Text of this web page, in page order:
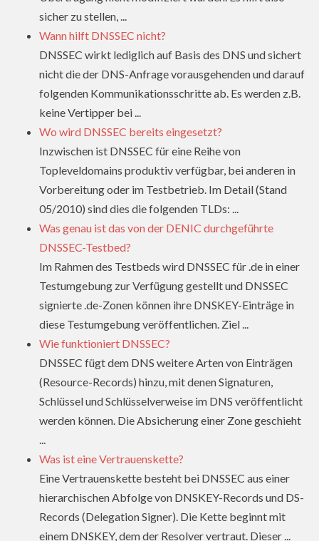
sicher zu stellen, ...
Wann hilft DNSSEC nicht?
DNSSEC wirkt lediglich auf Basis des DNS und sichert
nicht die der DNS-Anfrage vorausgehenden und darauf
folgenden Kommunikationsschritte ab. Es werden z.B.
keine Vertipper bei ...
Wo wird DNSSEC bereits eingesetzt?
Inzwischen ist DNSSEC für eine Reihe von
Topleveldomains produktiv verfügbar, bei anderen in
Vorbereitung oder im Testbetrieb. Im Detail (Stand
05/2010) sind dies die folgenden TLDs: ...
Was genau ist das von der DENIC durchgeführte
DNSSEC-Testbed?
Im Rahmen des Testbeds wird DNSSEC für .de in einer
Testumgebung zur Verfügung gestellt und DNSSEC
signierte .de-Zonen können ihre DNSKEY-Einträge in
diese Testumgebung veröffentlichen. Ziel ...
Wie funktioniert DNSSEC?
DNSSEC fügt dem DNS weitere Arten von Einträgen
(Resource-Records) hinzu, mit denen Signaturen,
Schlüssel und Schlüsselverweise im DNS veröffentlicht
werden können. Die Absicherung einer Zone geschieht
...
Was ist eine Vertrauenskette?
Eine Vertrauenskette besteht bei DNSSEC aus einer
hierarchischen Abfolge von DNSKEY-Records und DS-
Records (Delegation Signer). Die Kette beginnt mit
einem DNSKEY, dem der Resolver vertraut. Dieser ...